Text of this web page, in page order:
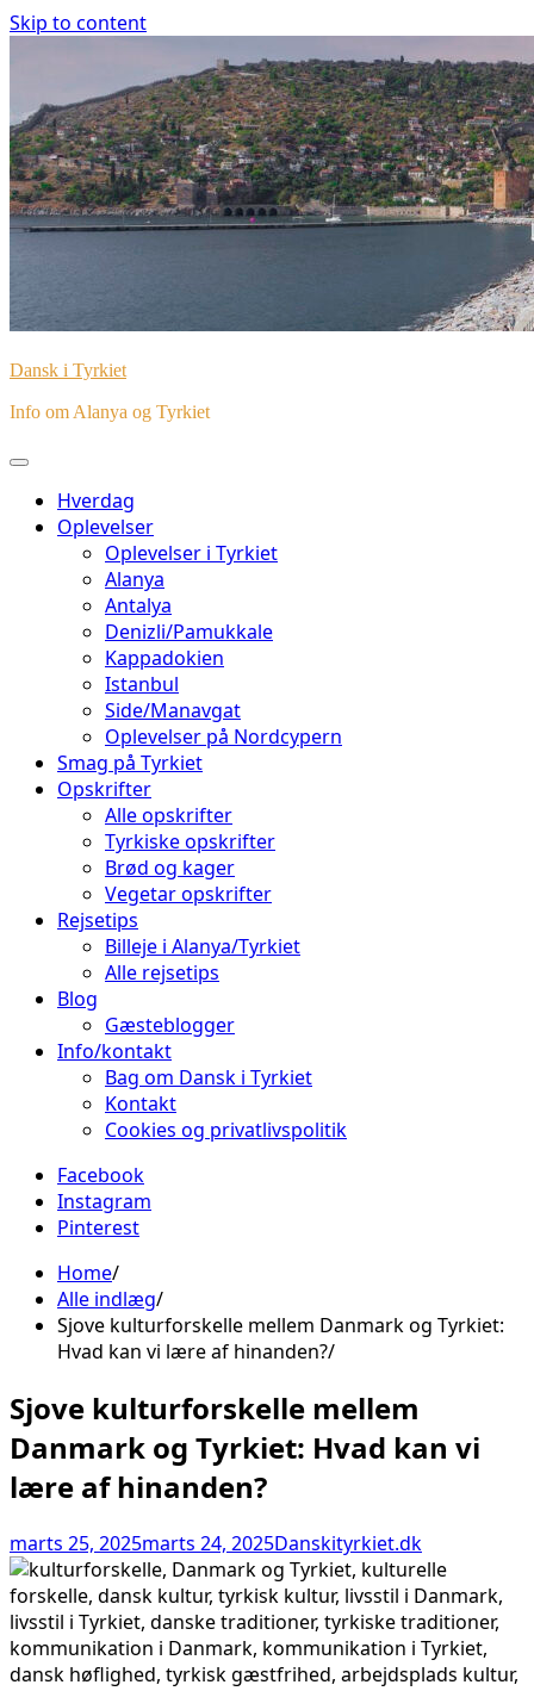
Skip to content
Dansk i Tyrkiet
Info om Alanya og Tyrkiet
Hverdag
Oplevelser
Oplevelser i Tyrkiet
Alanya
Antalya
Denizli/Pamukkale
Kappadokien
Istanbul
Side/Manavgat
Oplevelser på Nordcypern
Smag på Tyrkiet
Opskrifter
Alle opskrifter
Tyrkiske opskrifter
Brød og kager
Vegetar opskrifter
Rejsetips
Billeje i Alanya/Tyrkiet
Alle rejsetips
Blog
Gæsteblogger
Info/kontakt
Bag om Dansk i Tyrkiet
Kontakt
Cookies og privatlivspolitik
Facebook
Instagram
Pinterest
Home
Alle indlæg
Sjove kulturforskelle mellem Danmark og Tyrkiet:
Hvad kan vi lære af hinanden?
Sjove kulturforskelle mellem
Danmark og Tyrkiet: Hvad kan vi
lære af hinanden?
marts 25, 2025marts 24, 2025Danskityrkiet.dk